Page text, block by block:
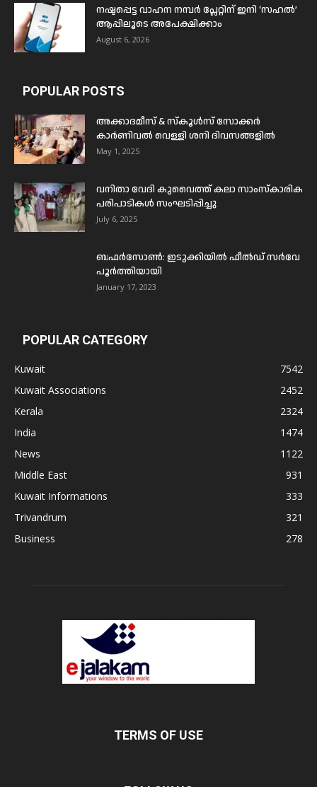
നഷ്ടപ്പെട്ട വാഹന നമ്പർ പ്ലേറ്റിന് ഇനി ‘സഹൽ’
ആപ്പിലൂടെ അപേക്ഷിക്കാം
August 6, 2026
POPULAR POSTS
അക്കാദമീസ് & സ്കൂൾസ് സോക്കർ
കാർണിവൽ വെള്ളി ശനി ദിവസങ്ങളിൽ
May 1, 2025
വനിതാ വേദി കുവൈത്ത് കലാ സാംസ്കാരിക
പരിപാടികൾ സംഘടിപ്പിച്ചു
July 6, 2025
ബഫര്‍സോണ്‍: ഇടുക്കിയില്‍ ഫീല്‍ഡ് സര്‍വേ
പൂര്‍ത്തിയായി
January 17, 2023
POPULAR CATEGORY
Kuwait
7542
Kuwait Associations
2452
Kerala
2324
India
1474
News
1122
Middle East
931
Kuwait Informations
333
Trivandrum
321
Business
278
TERMS OF USE